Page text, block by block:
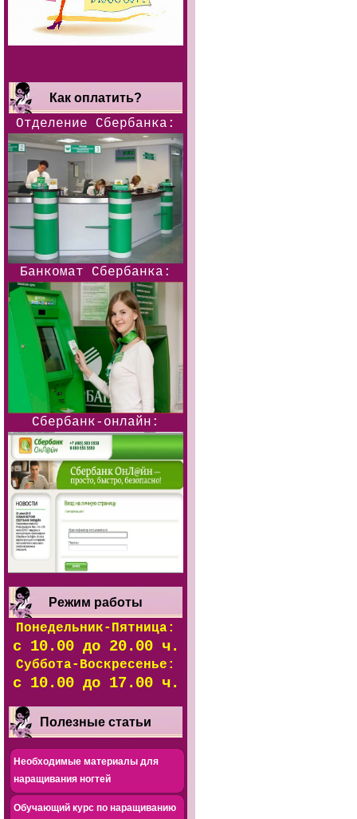
Как оплатить?
Отделение Сбербанка:
Банкомат Сбербанка:
Сбербанк-онлайн:
Режим работы
Понедельник-Пятница:
с 10.00 до 20.00 ч.
Суббота-Воскресенье:
с 10.00 до 17.00 ч.
Полезные статьи
Необходимые материалы для
наращивания ногтей
Обучающий курс по наращиванию